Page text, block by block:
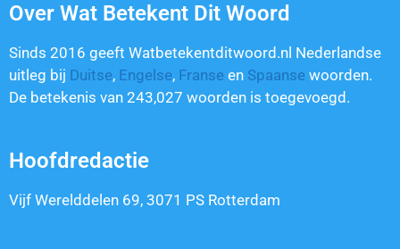
Over Wat Betekent Dit Woord
Sinds 2016 geeft Watbetekentditwoord.nl Nederlandse
uitleg bij Duitse, Engelse, Franse en Spaanse woorden.
De betekenis van 243,027 woorden is toegevoegd.
Hoofdredactie
Vijf Werelddelen 69, 3071 PS Rotterdam